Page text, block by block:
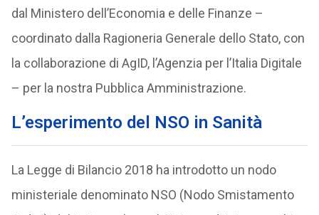
dal Ministero dell’Economia e delle Finanze –
coordinato dalla Ragioneria Generale dello Stato, con
la collaborazione di AgID, l’Agenzia per l’Italia Digitale
– per la nostra Pubblica Amministrazione.
L’esperimento del NSO in Sanità
La Legge di Bilancio 2018 ha introdotto un nodo
ministeriale denominato NSO (Nodo Smistamento